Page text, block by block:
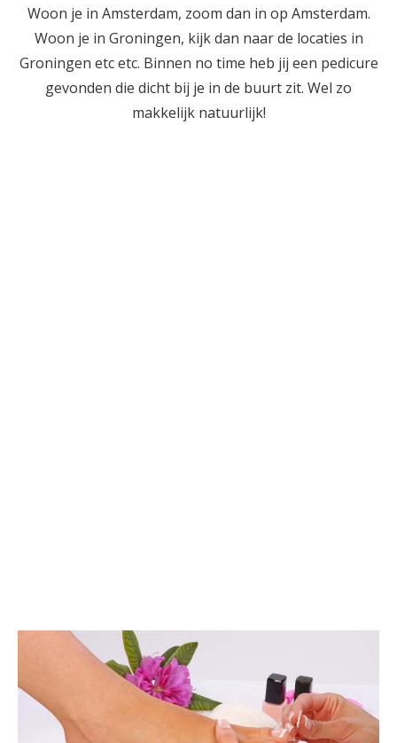
Woon je in Amsterdam, zoom dan in op Amsterdam.
Woon je in Groningen, kijk dan naar de locaties in
Groningen etc etc. Binnen no time heb jij een pedicure
gevonden die dicht bij je in de buurt zit. Wel zo
makkelijk natuurlijk!